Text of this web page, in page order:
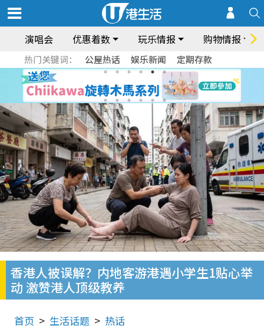
演唱会 优惠着数 玩乐情报 购物情报
热门关键词： 公屋热话 娱乐新闻 定期存款
香港人被误解？内地客游港遇小学生1贴心举
动 激赞港人顶级教养
首页 生活话题 热话